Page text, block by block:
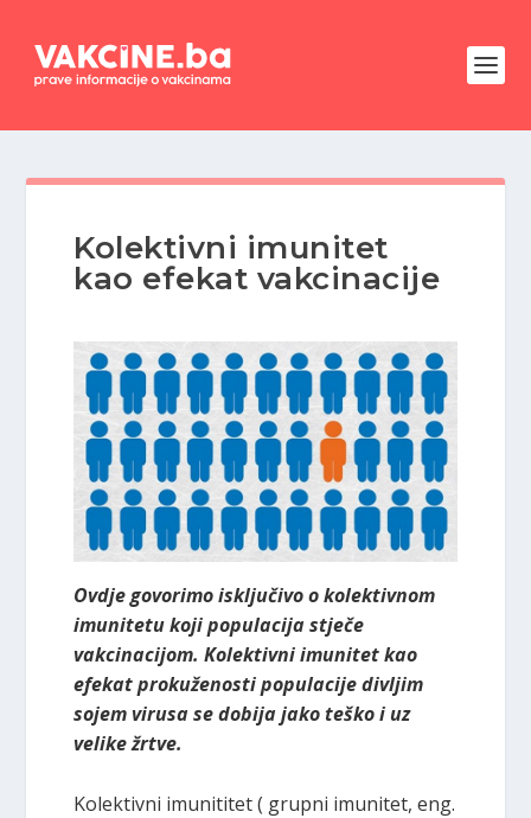
Kolektivni imunitet
kao efekat vakcinacije
Ovdje govorimo isključivo o kolektivnom
imunitetu koji populacija stječe
vakcinacijom. Kolektivni imunitet kao
efekat prokuženosti populacije divljim
sojem virusa se dobija jako teško i uz
velike žrtve.
Kolektivni imunititet ( grupni imunitet, eng.